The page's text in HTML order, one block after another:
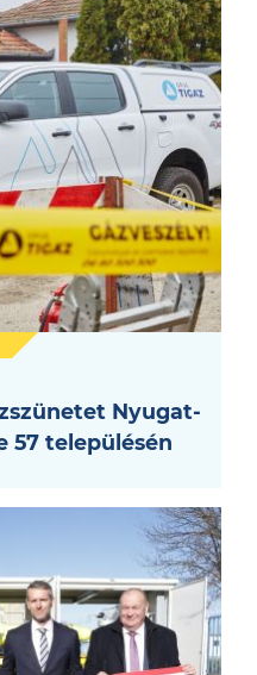
Nyugat-
57 településén